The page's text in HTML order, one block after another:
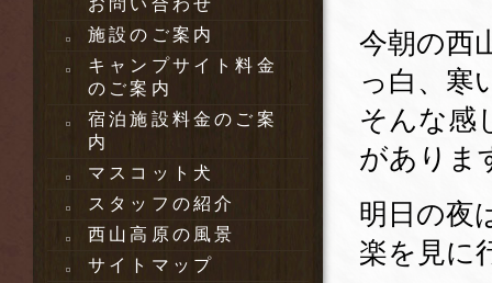
お問い合わせ
施設のご案内
キャンプサイト料金
のご案内
宿泊施設料金のご案
内
マスコット犬
スタッフの紹介
西山高原の風景
サイトマップ
今朝の西
っ白、寒
そんな感
がありま
明日の夜
楽を見に